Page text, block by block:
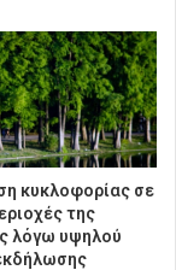
κυκλοφορίας σε
της
λόγω υψηλού